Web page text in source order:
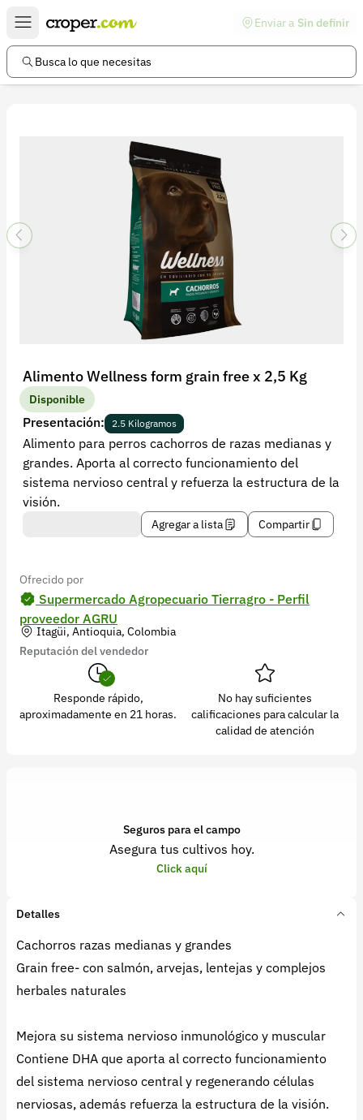
Enviar a Sin definir
Busca lo que necesitas
Alimento Wellness form grain free x 2,5 Kg
Disponible
Presentación: 2.5 Kilogramos
Alimento para perros cachorros de razas medianas y
grandes. Aporta al correcto funcionamiento del
sistema nervioso central y refuerza la estructura de la
visión.
Agregar a lista Compartir
Ofrecido por
Supermercado Agropecuario Tierragro - Perfil
proveedor AGRU
Itagüi, Antioquia, Colombia
Reputación del vendedor
Responde rápido,
aproximadamente en 21 horas.
No hay suficientes
calificaciones para calcular la
calidad de atención
Seguros para el campo
Asegura tus cultivos hoy.
Click aquí
Detalles
Cachorros razas medianas y grandes
Grain free- con salmón, arvejas, lentejas y complejos
herbales naturales
Mejora su sistema nervioso inmunológico y muscular
Contiene DHA que aporta al correcto funcionamiento
del sistema nervioso central y regenerando células
nerviosas, además refuerza la estructura de la visión.
Enlaces de interés
Preguntas frecuentes
Términos y condiciones
Política de devoluciones
Política de privacidad
Recuperar contraseña
Contacto
Soporte
+57 323 2931928
contacto@croper.com
© 2026 Croper.com Todos los derechos reservados
Síguenos